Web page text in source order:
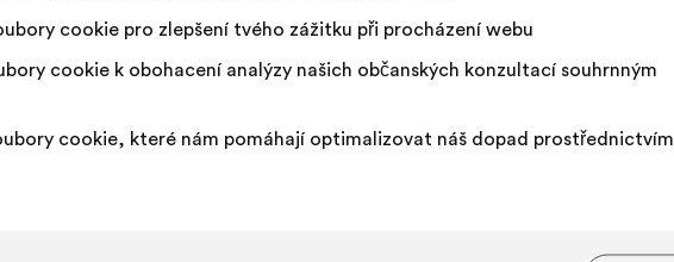
cookie pro zlepšení tvého zážitku při procházení webu
cookie k obohacení analýzy našich občanských konzultací souhrnným
cookie, které nám pomáhají optimalizovat náš dopad prostřednictvím